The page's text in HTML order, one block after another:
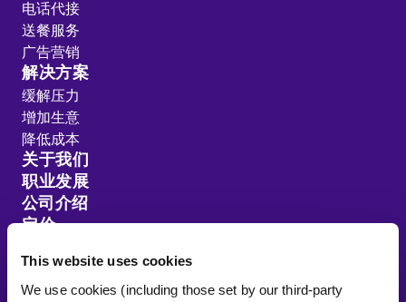
This website uses cookies
We use cookies (including those set by our third-party
电话代接
送餐服务
广告营销
解决方案
缓解压力
增加生意
降低成本
关于我们
职业发展
公司介绍
定价
资源分享
网站地图